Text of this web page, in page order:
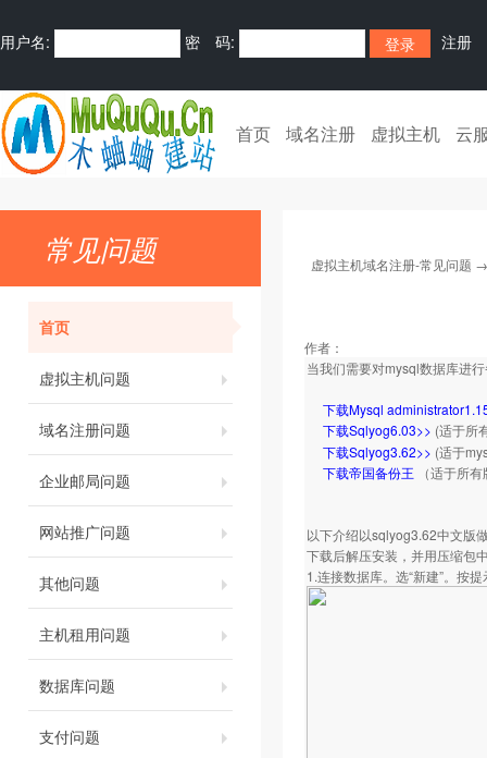
用户名: 密 码: 注册
首页 域名注册 虚拟主机 云
常见问题
首页
虚拟主机问题
域名注册问题
企业邮局问题
网站推广问题
其他问题
主机租用问题
数据库问题
支付问题
虚拟主机域名注册-常见问题
作者：
当我们需要对mysql数据库进
下载Mysql
下载Sqlyog6.03>> (适于所
下载Sqlyog3.62>> (适于
下载帝国备份王 （适于所
以下介绍以sqlyog3.62中文版
下载后解压安装，并用压缩包
1.连接数据库。选“新建”。按